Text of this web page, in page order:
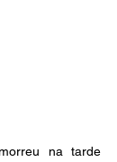
na tarde